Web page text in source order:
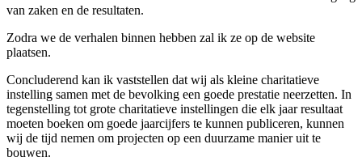
van zaken en de resultaten.
Zodra we de verhalen binnen hebben zal ik ze op de website
plaatsen.
Concluderend kan ik vaststellen dat wij als kleine charitatieve
instelling samen met de bevolking een goede prestatie neerzetten. In
tegenstelling tot grote charitatieve instellingen die elk jaar resultaat
moeten boeken om goede jaarcijfers te kunnen publiceren, kunnen
wij de tijd nemen om projecten op een duurzame manier uit te
bouwen.